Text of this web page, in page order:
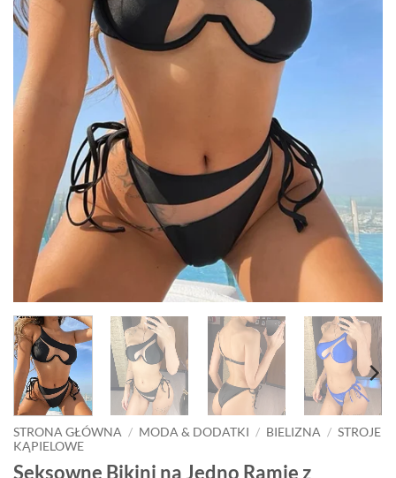
STRONA GŁÓWNA / MODA & DODATKI / BIELIZNA / STROJE
KĄPIELOWE
Seksowne Bikini na Jedno Ramię z